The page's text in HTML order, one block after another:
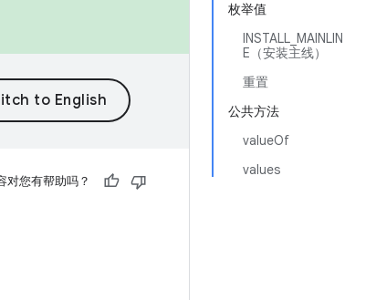
枚举值
INSTALL_MAINLIN
E（安装主线）
重置
公共方法
valueOf
values
对您有帮助吗？